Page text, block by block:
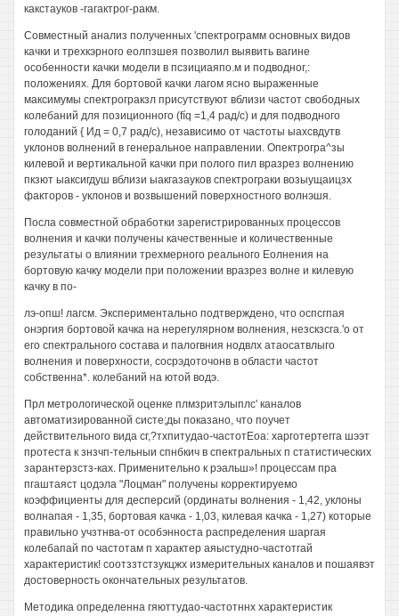
какстауков -гагактрог-ракм.
Совместный анализ полученных 'спектрограмм основных видов
качки и трехкэрного еолпзшея позволил выявить вагине
особенности качки модели в псзициаяпо.м и подводног,:
положениях. Для бортовой качки лагом ясно выраженные
максимумы спектрогракзл присутствуют вблизи частот свободных
колебаний для позиционного (fíq =1,4 рад/с) и для подводного
голоданий { Ид = 0,7 рад/с), независимо от частоты ыахсвдутв
уклонов волнений в генеральное направлении. Опектрогра^зы
килевой и вертикальной качки при полого пил вразрез волнению
пкзют ыаксигдуш вблизи ыакгазауков спектрограки возыущаицзх
факторов - уклонов и возвышений поверхностного волнэшя.
Посла совместной обработки зарегистрированных процессов
волнения и качки получены качественные и количественные
результаты о влиянии трехмерного реального Еолнения на
бортовую качку модели при положении вразрез волне и килевую
качку в по-
лэ-опш! лагсм. Экспериментально подтверждено, что оспсгпая
онэргия бортовой качка на нерегулярном волнения, незскзсга.'о от
его спектрального состава и палогвния нодвлх атаосатвлыго
волнения и поверхности, сосрэдоточонв в области частот
собственна*. колебаний на ютой водэ.
Прл метрологической оценке плмзритэлыплс' каналов
автоматизированной систе;ды показано, что поучет
действительного вида сг,?тхпитудао-частотЕоа: харготертегга шээт
протеста к знзчп-тельныи спнбкич в спектральных п статистических
зарантерзстз-ках. Применительно к рэальш»! процессам пра
пгаштаяст цодэла "Лоцман" получены корректируемо
коэффициенты для десперсий (ординаты волнения - 1,42, уклоны
волнапая - 1,35, бортовая качка - 1,03, килевая качка - 1,27) которые
правильно учзтнва-от особэнноста распределения шаргая
колебапай по частотам п характер аяыстудно-частотгай
характеристик! соотззтстзукцжх измерительных каналов и пошаявэт
достоверность окончательных результатов.
Методика определенна гяюттудао-частотннх характеристик